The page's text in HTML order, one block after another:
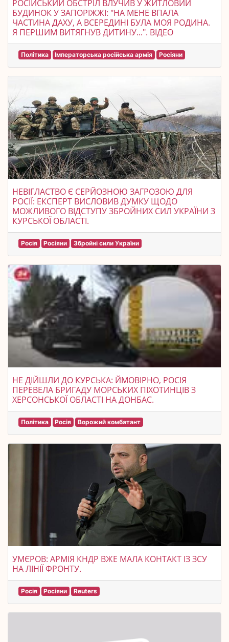
РОСІЙСЬКИЙ ОБСТРІЛ ВЛУЧИВ У ЖИТЛОВИЙ
БУДИНОК У ЗАПОРІЖЖІ: "НА МЕНЕ ВПАЛА
ЧАСТИНА ДАХУ, А ВСЕРЕДИНІ БУЛА МОЯ РОДИНА.
Я ПЕРШИМ ВИТЯГНУВ ДИТИНУ...". ВIДЕО
Політика Імператорська російська армія Росіяни
НЕВІГЛАСТВО Є СЕРЙОЗНОЮ ЗАГРОЗОЮ ДЛЯ
РОСІЇ: ЕКСПЕРТ ВИСЛОВИВ ДУМКУ ЩОДО
МОЖЛИВОГО ВІДСТУПУ ЗБРОЙНИХ СИЛ УКРАЇНИ З
КУРСЬКОЇ ОБЛАСТІ.
Росія Росіяни Збройні сили України
НЕ ДІЙШЛИ ДО КУРСЬКА: ЙМОВІРНО, РОСІЯ
ПЕРЕВЕЛА БРИГАДУ МОРСЬКИХ ПІХОТИНЦІВ З
ХЕРСОНСЬКОЇ ОБЛАСТІ НА ДОНБАС.
Політика Росія Ворожий комбатант
УМЄРОВ: АРМІЯ КНДР ВЖЕ МАЛА КОНТАКТ ІЗ ЗСУ
НА ЛІНІЇ ФРОНТУ.
Росія Росіяни Reuters